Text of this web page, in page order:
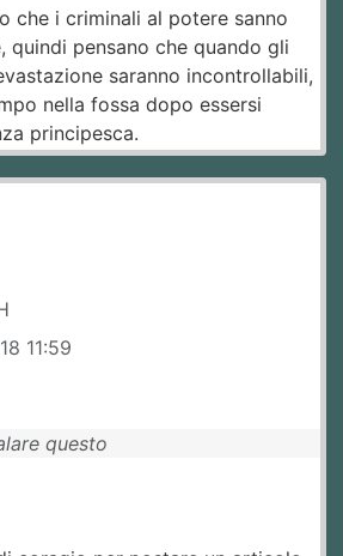
che i criminali al potere sanno
quindi pensano che quando gli
saranno incontrollabili,
nella fossa dopo essersi
principesca.
11:59
questo